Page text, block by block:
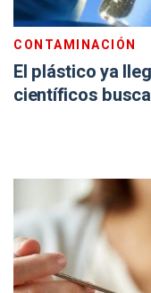
CONTAMINACIÓN
El plástico ya
científicos